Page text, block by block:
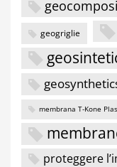
geogriglie
membrana T-Kone
proteggere